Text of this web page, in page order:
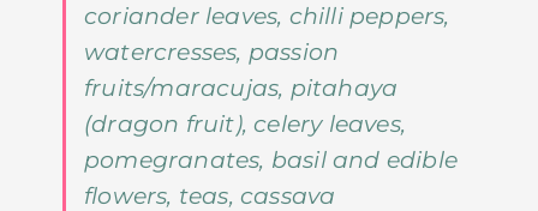
coriander leaves, chilli peppers,
watercresses, passion
fruits/maracujas, pitahaya
(dragon fruit), celery leaves,
pomegranates, basil and edible
flowers, teas, cassava